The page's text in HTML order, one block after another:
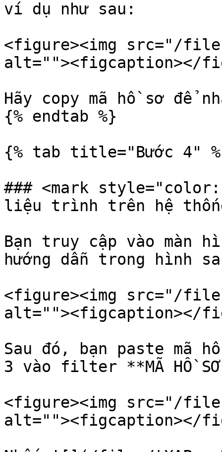
ví dụ như sau:
<figure><img src="/files/
alt=""><figcaption></
Hãy copy mã hồ sơ để
{% endtab %}
{% tab title="Bước 4"
### <mark
liệu trình trên hệ thống
Bạn truy cập vào màn
hướng dẫn trong hình
<figure><img src="/files/
alt=""><figcaption></
Sau đó, bạn paste mã
3 vào filter **MÃ HỒ
<figure><img src="/files/
alt=""><figcaption></